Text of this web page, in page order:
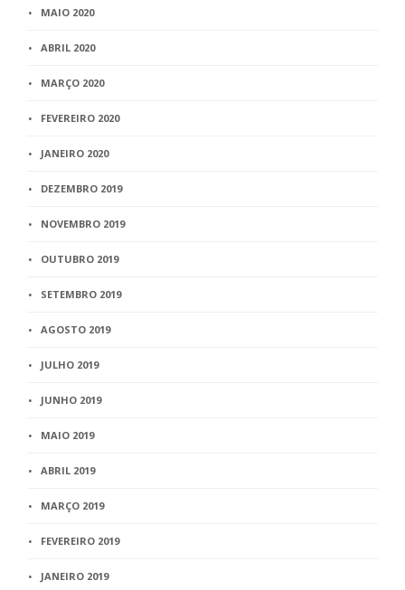
MAIO 2020
ABRIL 2020
MARÇO 2020
FEVEREIRO 2020
JANEIRO 2020
DEZEMBRO 2019
NOVEMBRO 2019
OUTUBRO 2019
SETEMBRO 2019
AGOSTO 2019
JULHO 2019
JUNHO 2019
MAIO 2019
ABRIL 2019
MARÇO 2019
FEVEREIRO 2019
JANEIRO 2019